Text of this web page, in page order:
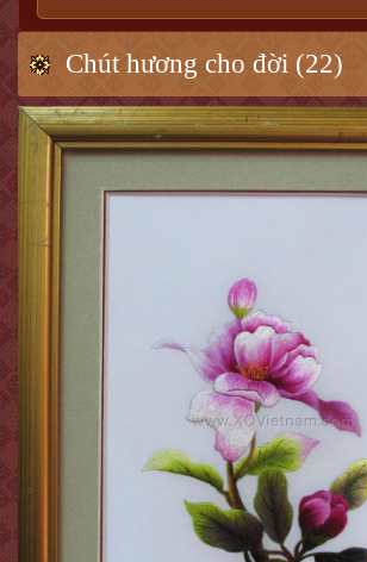
Chút hương cho đời (22)